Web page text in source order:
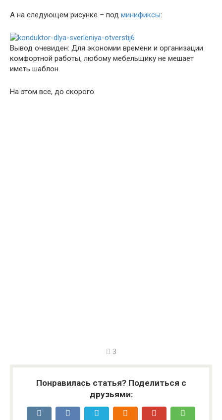
А на следующем рисунке – под минификсы:
Вывод очевиден: Для экономии времени и организации
комфортной работы, любому мебельщику не мешает
иметь шаблон.
На этом все, до скорого.
3
Понравилась статья? Поделиться с
друзьями: